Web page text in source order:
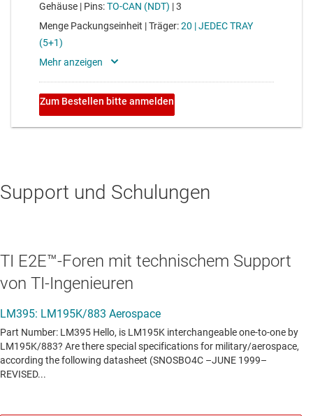
Support und Schulungen
TI E2E™-Foren mit technischem Support
von TI-Ingenieuren